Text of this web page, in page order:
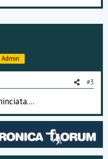
Admin
#3